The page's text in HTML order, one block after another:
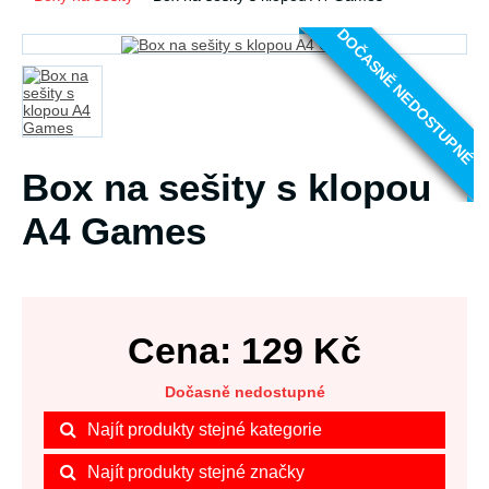
DOČASNĚ NEDOSTUPNÉ
Box na sešity s klopou
A4 Games
Cena: 129 Kč
Dočasně nedostupné
Najít produkty stejné kategorie
Najít produkty stejné značky